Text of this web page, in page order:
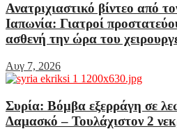
Ανατριχιαστικό βίντεο από
Ιαπωνία: Γιατροί
ασθενή την ώρα του
Αυγ 7, 2026
Συρία: Βόμβα εξερράγη σε
Δαμασκό – Τουλάχιστον 2